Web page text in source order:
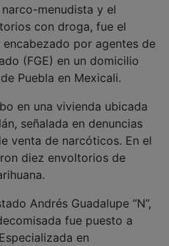
menudista y el
con droga, fue el
por agentes de
(FGE) en un domicilio
Puebla en Mexicali.
en una vivienda ubicada
señalada en denuncias
venta de narcóticos. En el
diez envoltorios de
Andrés Guadalupe “N”,
fue puesto a
en